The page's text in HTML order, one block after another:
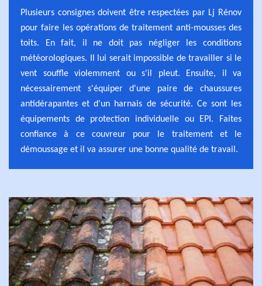
Plusieurs consignes doivent être respectées par Lj Rénov
pour faire les opérations de traitement anti-mousses des
toits. En fait, il ne doit pas négliger les conditions
météorologiques. Il lui serait impossible de travailler si le
vent souffle violemment ou s'il pleut. Ensuite, il va
nécessairement s'équiper d'une paire de chaussures
antidérapantes et d'un harnais de sécurité. Ce sont les
équipements de protection individuelle ou EPI. Faites
confiance à ce couvreur pour le traitement et le
démoussage et il va assurer une bonne qualité de travail.